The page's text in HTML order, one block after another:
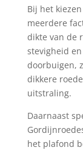
Bij het
meerdere
dikte van de
stevigheid
doorbuigen,
dikkere
uitstraling.
Daarnaast
het plafond